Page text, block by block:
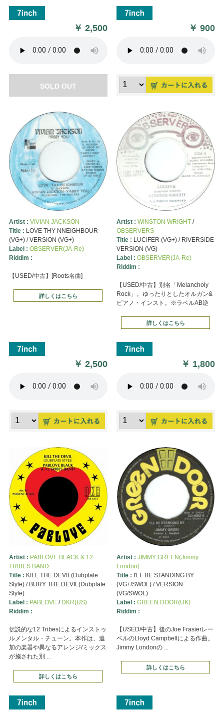
￥2,500
SOLD OUT
￥900
Artist : VIVIAN JACKSON
Title : LOVE THY NNEIGHBOUR
(VG+) / VERSION (VG+)
Label : OBSERVER(JA-Re)
Riddim :
【USED/中古】[Roots名曲]
詳しくはこちら
￥2,500
Artist : WINSTON WRIGHT/
OBSERVERS
Title : LUCIFER (VG+) / RIVERSIDE
VERSION (VG)
Label : OBSERVER(JA-Re)
Riddim :
【USED/中古】別名「Melancholy
Rock」。ゆったりとしたオルガン&
ピアノ・インスト。※ラベルAB逆
詳しくはこちら
￥ 1,800
Artist : PABLOVE BLACK & 12
TRIBES BAND
Title : KILL THE DEVIL(Dubplate
Style) / BURY THE DEVIL(Dubplate
Style)
Label : PABLOVE/ DKR(US)
Riddim :
伝説的な12 Tribesによるインストゥ
ルメンタル・チューン。本作は、追
加の楽器や異なるアレンジ/ミックス
が施された別 ...
詳しくはこちら
Artist : JIMMY GREEN(Jimmy
London)
Title : I'LL BE STANDING BY
(VG+/SWOL) / VERSION
(VG/SWOL)
Label : GREEN DOOR(UK)
Riddim :
【USED/中古】後のJoe Frasierレー
ベルのLloyd Campbellによる作曲。
Jimmy Londonの ...
詳しくはこちら